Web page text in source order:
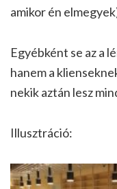
amikor én
Egyébként se az a
hanem a
nekik aztán lesz
Illusztráció: